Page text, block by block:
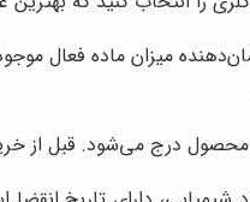
میزان ماده فعال
درج می‌شود. قبل از